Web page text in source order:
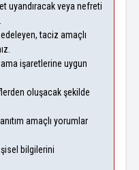
uyandıracak veya nefreti
taciz amaçlı
işaretlerine uygun
oluşacak şekilde
amaçlı yorumlar
bilgilerini